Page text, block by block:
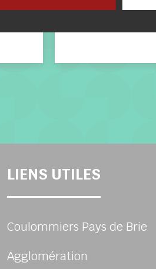
LIENS UTILES
Coulommiers Pays de Brie
Agglomération